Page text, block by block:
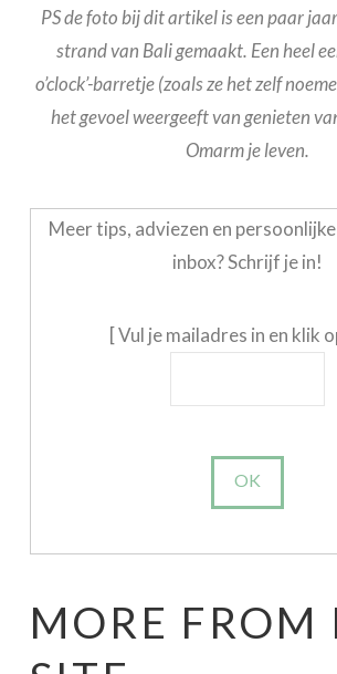
PS de foto bij dit artikel is een paar
strand van Bali gemaakt. Een heel
o’clock’-barretje (zoals ze het zelf
het gevoel weergeeft van genieten
Omarm je leven.
Meer tips, adviezen en
inbox? Schrijf je in!
[ Vul je mailadres in en klik
MORE FROM